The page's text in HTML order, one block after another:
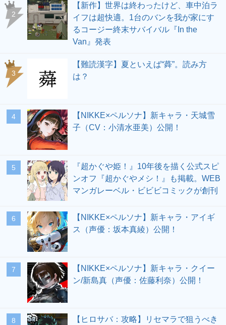
2
【新作】世界は終わったけど、車中泊ラ
イフは超快適。1台のバンを我が家にす
るコージー終末サバイバル『In the
Van』発表
3
【難読漢字】夏といえば“蕣”。読み方
は？
4
【NIKKE×ペルソナ】新キャラ・天城雪
子（CV：小清水亜美）公開！
5
『超かぐや姫！』10年後を描く公式スピ
ンオフ『超かぐやメシ！』も掲載。WEB
マンガレーベル・ビビビコミックが創刊
6
【NIKKE×ペルソナ】新キャラ・アイギ
ス（声優：坂本真綾）公開！
7
【NIKKE×ペルソナ】新キャラ・クイー
ン/新島真（声優：佐藤利奈）公開！
8
【ヒロサバ：攻略】リセマラで狙うべき